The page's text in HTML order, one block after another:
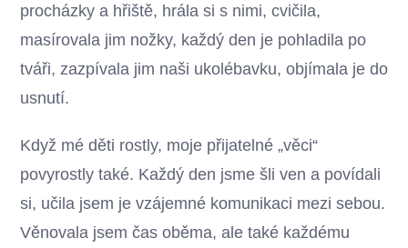
procházky a hřiště, hrála si s nimi, cvičila,
masírovala jim nožky, každý den je pohladila po
tváři, zazpívala jim naši ukolébavku, objímala je do
usnutí.
Když mé děti rostly, moje přijatelné „věci“
povyrostly také. Každý den jsme šli ven a povídali
si, učila jsem je vzájemné komunikaci mezi sebou.
Věnovala jsem čas oběma, ale také každému